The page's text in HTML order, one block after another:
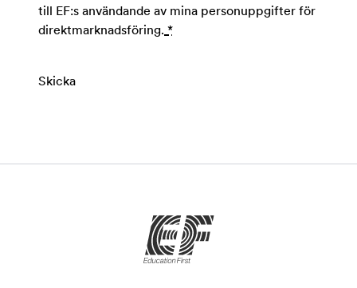
till EF:s användande av mina personuppgifter för
direktmarknadsföring. *
Skicka